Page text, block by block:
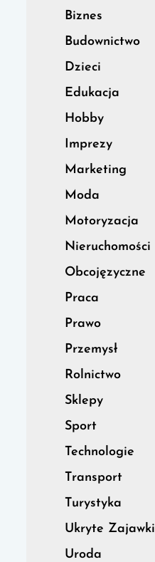
Biznes
Budownictwo
Dzieci
Edukacja
Hobby
Imprezy
Marketing
Moda
Motoryzacja
Nieruchomości
Obcojęzyczne
Praca
Prawo
Przemysł
Rolnictwo
Sklepy
Sport
Technologie
Transport
Turystyka
Ukryte Zajawki
Uroda